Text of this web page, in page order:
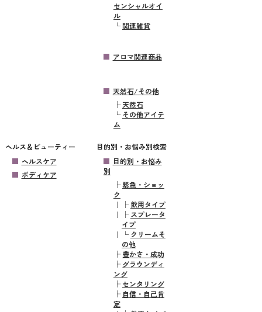
センシャルオイ
ル
└関連雑貨
アロマ関連商品
天然石/その他
├ 天然石
└その他アイテ
ム
ヘルス＆ビューティー
ヘルスケア
ボディケア
目的別・お悩み別検索
目的別・お悩み
別
├緊急・ショッ
ク
｜
├飲用タイプ
｜
├ スプレータ
イプ
｜
└ クリームそ
の他
├ 豊かさ・成功
├ グラウンディ
ング
├ センタリング
├ 自信・自己肯
定